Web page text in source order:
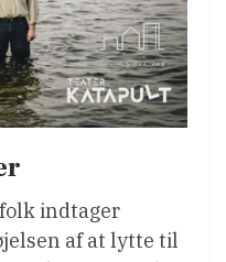
indtager
af at lytte til